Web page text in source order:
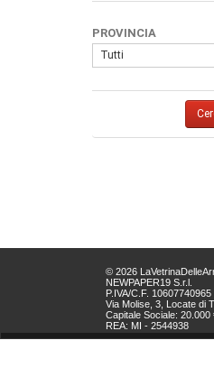
PROVINCIA
Tutti
© 2026
NEWPAPER19 S.r.l.
P.IVA/C.F. 10607740965
Via Molise, 3, Locate di
Capitale Sociale: 20.000
REA: MI - 2544938